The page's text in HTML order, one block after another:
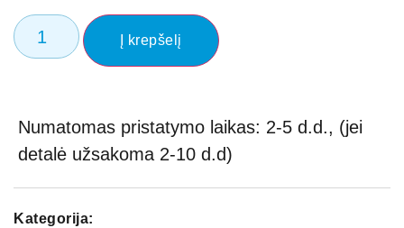
Į krepšelį
Numatomas pristatymo laikas: 2-5 d.d., (jei
detalė užsakoma 2-10 d.d)
Kategorija: